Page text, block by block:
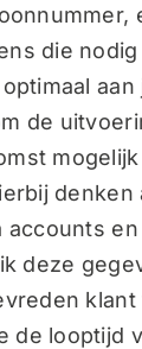
die nodig
aan
de
denken
accounts
deze
klant
de looptijd